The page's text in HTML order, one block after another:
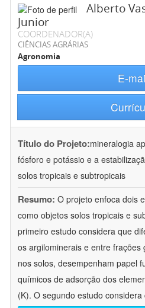
Alberto
Junior
COORDENADOR(A)
CIÊNCIAS AGRÁRIAS
Agronomia
E-
Título do Projeto:mineralogia
fósforo e potássio e a
solos tropicais e subtropicais
Resumo: O projeto enfoca dois
como objetos solos tropicais e
primeiro estudo considera que
os argilominerais e entre
nos solos, desempenham papel
químicos de adsorção dos
(K). O segundo estudo